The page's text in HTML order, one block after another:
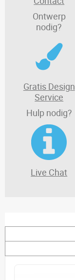
Ontwerp
nodig?
Gratis Design
Service
Hulp nodig?
Live Chat